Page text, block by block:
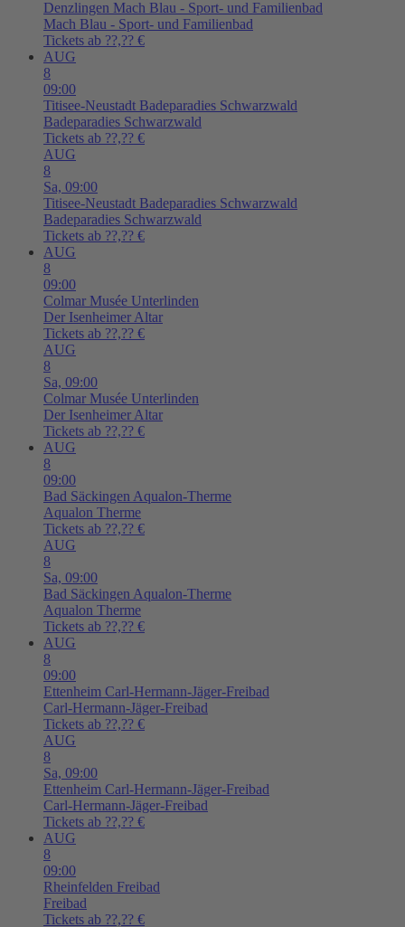
Denzlingen Mach Blau - Sport- und Familienbad
Mach Blau - Sport- und Familienbad
Tickets ab ??,?? €
AUG
8
09:00
Titisee-Neustadt Badeparadies Schwarzwald
Badeparadies Schwarzwald
Tickets ab ??,?? €
AUG
8
Sa, 09:00
Titisee-Neustadt Badeparadies Schwarzwald
Badeparadies Schwarzwald
Tickets ab ??,?? €
AUG
8
09:00
Colmar Musée Unterlinden
Der Isenheimer Altar
Tickets ab ??,?? €
AUG
8
Sa, 09:00
Colmar Musée Unterlinden
Der Isenheimer Altar
Tickets ab ??,?? €
AUG
8
09:00
Bad Säckingen Aqualon-Therme
Aqualon Therme
Tickets ab ??,?? €
AUG
8
Sa, 09:00
Bad Säckingen Aqualon-Therme
Aqualon Therme
Tickets ab ??,?? €
AUG
8
09:00
Ettenheim Carl-Hermann-Jäger-Freibad
Carl-Hermann-Jäger-Freibad
Tickets ab ??,?? €
AUG
8
Sa, 09:00
Ettenheim Carl-Hermann-Jäger-Freibad
Carl-Hermann-Jäger-Freibad
Tickets ab ??,?? €
AUG
8
09:00
Rheinfelden Freibad
Freibad
Tickets ab ??,?? €